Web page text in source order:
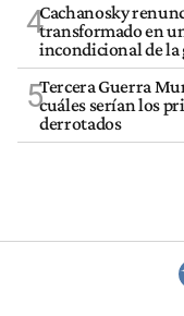
4Cachanosky
transformado en
incondicional de
5Tercera Guerra
cuáles serían los
derrotados